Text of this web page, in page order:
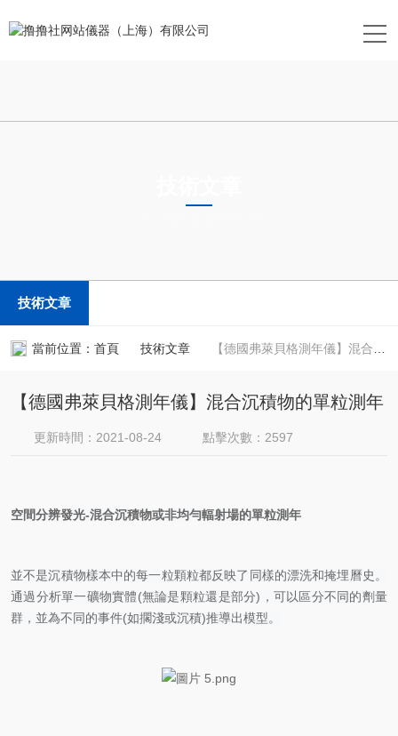
技術文章
當前位置： 首頁 技術文章 【德國弗萊貝格測年儀】混合沉積物的單粒測年
【德國弗萊貝格測年儀】混合沉積物的單粒測年
更新時間：2021-08-24 點擊次數：2597
空間分辨發光-混合沉積物或非均勻輻射場的單粒測年
並不是沉積物樣本中的每一粒顆粒都反映了同樣的漂洗和掩埋曆史。
通過分析單一礦物實體(無論是顆粒還是部分)，可以區分不同的劑量
群，並為不同的事件(如擱淺或沉積)推導出模型。